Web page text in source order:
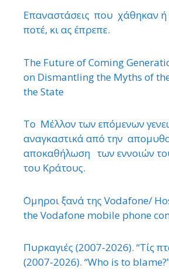
Επαναστάσεις που χάθηκαν ή
ποτέ, κι ας έπρεπε.
The Future of Coming
on Dismantling the Myths of
the State
Το Μέλλον των επόμενων
αναγκαστικά από την
αποκαθήλωση των εννοιών
του Κράτους.
΄Ομηροι ξανά της Vodafone/
the Vodafone mobile phone
Πυρκαγιές (2007-2026). “Τίς
(2007-2026). “Who is to